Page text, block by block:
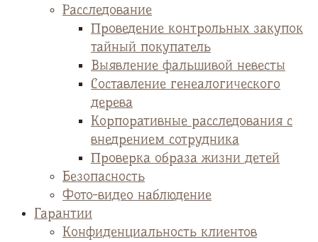
Расследование
Проведение контрольных закупок
тайный покупатель
Выявление фальшивой невесты
Cоставление генеалогического
дерева
Корпоративные расследования с
внедрением сотрудника
Проверка образа жизни детей
Безопасность
Фото-видео наблюдение
Гарантии
Конфиденциальность клиентов